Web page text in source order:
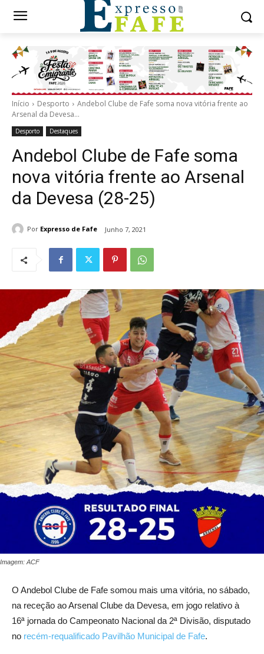
Início Desporto
Andebol Clube de Fafe soma nova vitória frente ao
Arsenal da Devesa...
Desporto Destaques
Andebol Clube de Fafe soma
nova vitória frente ao Arsenal
da Devesa (28-25)
Por Expresso de Fafe Junho 7, 2021
Imagem: ACF
O Andebol Clube de Fafe somou mais uma vitória, no sábado,
na receção ao Arsenal Clube da Devesa, em jogo relativo à
16ª jornada do Campeonato Nacional da 2ª Divisão, disputado
no recém-requalificado Pavilhão Municipal de Fafe.